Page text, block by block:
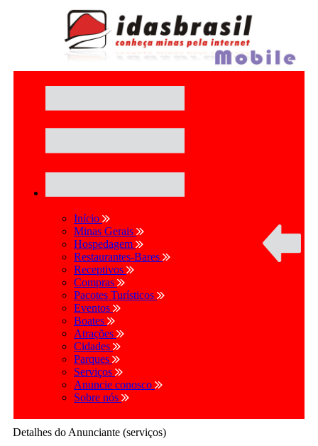
Início
Minas Gerais
Hospedagem
Restaurantes-Bares
Receptivos
Compras
Pacotes Turísticos
Eventos
Boates
Atrações
Cidades
Parques
Serviços
Anuncie conosco
Sobre nós
Detalhes do Anunciante (serviços)